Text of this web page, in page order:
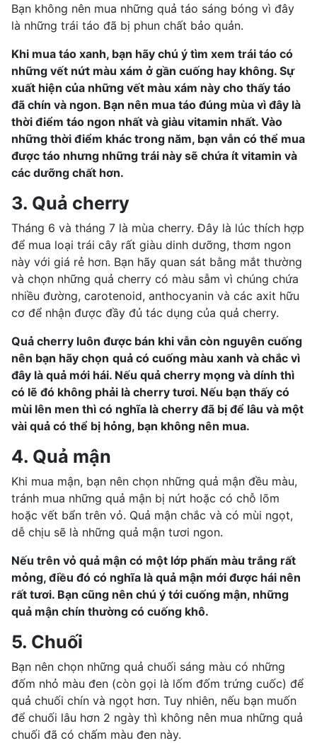
Bạn không nên mua những quả táo sáng bóng vì đây
là những trái táo đã bị phun chất bảo quản.
Khi mua táo xanh, bạn hãy chú ý tìm xem trái táo có
những vết nứt màu xám ở gần cuống hay không. Sự
xuất hiện của những vết màu xám này cho thấy táo
đã chín và ngon. Bạn nên mua táo đúng mùa vì đây là
thời điểm táo ngon nhất và giàu vitamin nhất. Vào
những thời điểm khác trong năm, bạn vẫn có thể mua
được táo nhưng những trái này sẽ chứa ít vitamin và
các dưỡng chất hơn.
3. Quả cherry
Tháng 6 và tháng 7 là mùa cherry. Đây là lúc thích hợp
để mua loại trái cây rất giàu dinh dưỡng, thơm ngon
này với giá rẻ hơn. Bạn hãy quan sát bằng mắt thường
và chọn những quả cherry có màu sẫm vì chúng chứa
nhiều đường, carotenoid, anthocyanin và các axit hữu
cơ để nhận được đầy đủ tác dụng của quả cherry.
Quả cherry luôn được bán khi vẫn còn nguyên cuống
nên bạn hãy chọn quả có cuống màu xanh và chắc vì
đây là quả mới hái. Nếu quả cherry mọng và dính thì
có lẽ đó không phải là cherry tươi. Nếu bạn thấy có
mùi lên men thì có nghĩa là cherry đã bị để lâu và một
vài quả có thể bị hỏng, bạn không nên mua.
4. Quả mận
Khi mua mận, bạn nên chọn những quả mận đều màu,
tránh mua những quả mận bị nứt hoặc có chỗ lõm
hoặc vết bẩn trên vỏ. Quả mận chắc và có mùi ngọt,
dễ chịu sẽ là những quả mận tươi ngon.
Nếu trên vỏ quả mận có một lớp phấn màu trắng rất
mỏng, điều đó có nghĩa là quả mận mới được hái nên
rất tươi. Bạn cũng nên chú ý tới cuống mận, những
quả mận chín thường có cuống khô.
5. Chuối
Bạn nên chọn những quả chuối sáng màu có những
đốm nhỏ màu đen (còn gọi là lốm đốm trứng cuốc) để
quả chuối chín và ngọt hơn. Tuy nhiên, nếu bạn muốn
để chuối lâu hơn 2 ngày thì không nên mua những quả
chuối đã có chấm màu đen này.